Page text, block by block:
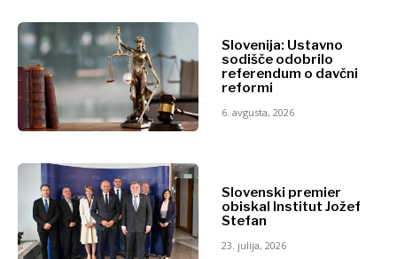
Markets
Albanija
BiH
Hrvaška
Črna Gora
Severna
Makedonija
Srbija
Slovenija
Kosovo*
Črna Gora
Severna
Makedonija
Srbija
Business &
Economy
Slovenija: Ustavno
sodišče odobrilo
referendum o davčni
reformi
6. avgusta, 2026
Slovenski premier
obiskal Institut Jožef
Stefan
23. julija, 2026